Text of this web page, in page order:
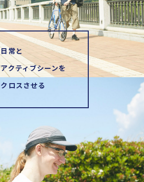
日常と
アクティブシーンを
クロスさせる